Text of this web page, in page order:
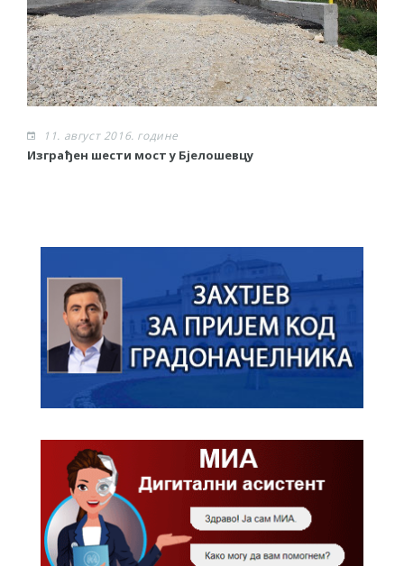
11. август 2016. године
Изграђен шести мост у Бјелошевцу